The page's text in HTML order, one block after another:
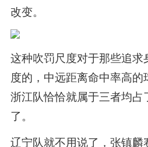
改变。
这种吹罚尺度对于那些追求
度的，中远距离命中率高的
浙江队恰恰就属于三者均占
了。
辽宁队就不用说了，张镇麟